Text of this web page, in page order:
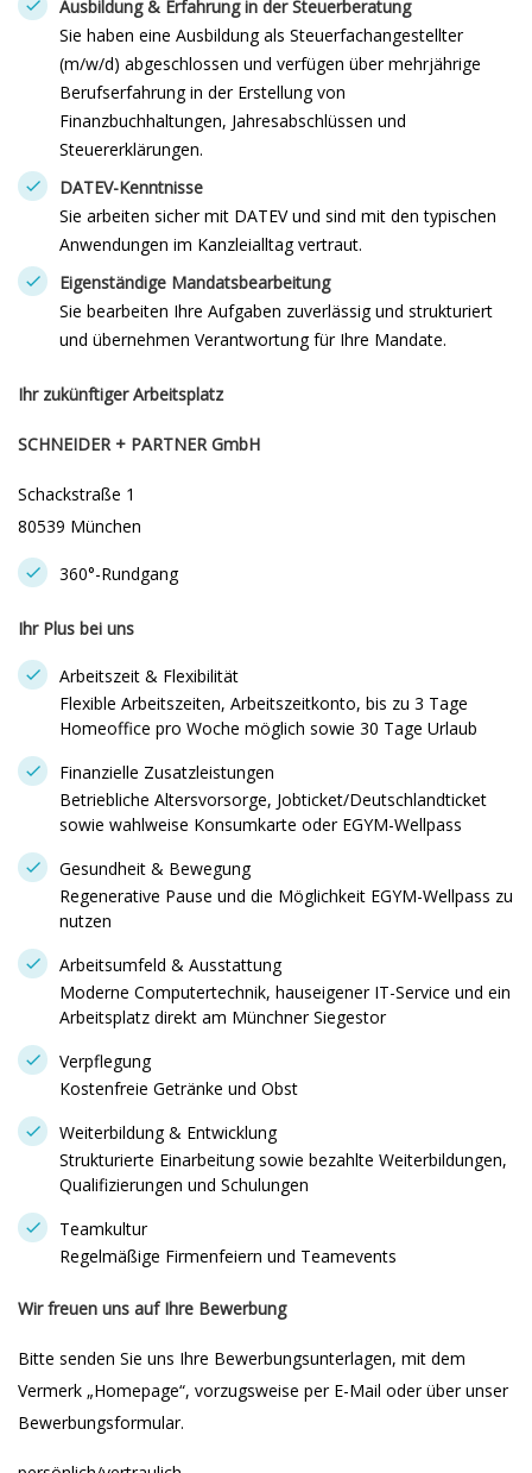
Ausbildung & Erfahrung in der Steuerberatung
Sie haben eine Ausbildung als Steuerfachangestellter
(m/w/d) abgeschlossen und verfügen über mehrjährige
Berufserfahrung in der Erstellung von
Finanzbuchhaltungen, Jahresabschlüssen und
Steuererklärungen.
DATEV-Kenntnisse
Sie arbeiten sicher mit DATEV und sind mit den typischen
Anwendungen im Kanzleialltag vertraut.
Eigenständige Mandatsbearbeitung
Sie bearbeiten Ihre Aufgaben zuverlässig und strukturiert
und übernehmen Verantwortung für Ihre Mandate.
Ihr zukünftiger Arbeitsplatz
SCHNEIDER + PARTNER GmbH
Schackstraße 1
80539 München
360°-Rundgang
Ihr Plus bei uns
Arbeitszeit & Flexibilität
Flexible Arbeitszeiten, Arbeitszeitkonto, bis zu 3 Tage
Homeoffice pro Woche möglich sowie 30 Tage Urlaub
Finanzielle Zusatzleistungen
Betriebliche Altersvorsorge, Jobticket/Deutschlandticket
sowie wahlweise Konsumkarte oder EGYM-Wellpass
Gesundheit & Bewegung
Regenerative Pause und die Möglichkeit EGYM-Wellpass zu
nutzen
Arbeitsumfeld & Ausstattung
Moderne Computertechnik, hauseigener IT-Service und ein
Arbeitsplatz direkt am Münchner Siegestor
Verpflegung
Kostenfreie Getränke und Obst
Weiterbildung & Entwicklung
Strukturierte Einarbeitung sowie bezahlte Weiterbildungen,
Qualifizierungen und Schulungen
Teamkultur
Regelmäßige Firmenfeiern und Teamevents
Wir freuen uns auf Ihre Bewerbung
Bitte senden Sie uns Ihre Bewerbungsunterlagen, mit dem
Vermerk „Homepage“, vorzugsweise per E-Mail oder über unser
Bewerbungsformular.